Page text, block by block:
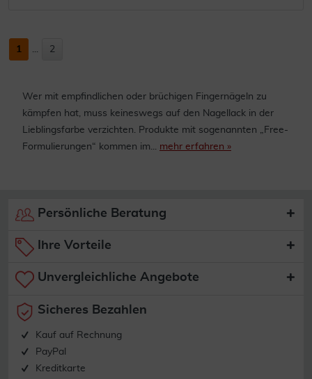
1 ... 2
Wer mit empfindlichen oder brüchigen Fingernägeln zu
kämpfen hat, muss keineswegs auf den Nagellack in der
Lieblingsfarbe verzichten. Produkte mit sogenannten „Free-
Formulierungen“ kommen im... mehr erfahren »
Persönliche Beratung
Ihre Vorteile
Unvergleichliche Angebote
Sicheres Bezahlen
Kauf auf Rechnung
PayPal
Kreditkarte